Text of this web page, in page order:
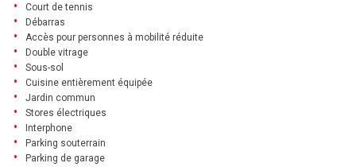
Court de tennis
Débarras
Accès pour personnes à mobilité réduite
Double vitrage
Sous-sol
Cuisine entièrement équipée
Jardin commun
Stores électriques
Interphone
Parking souterrain
Parking de garage